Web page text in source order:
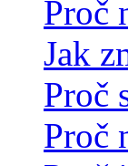
Proč
Jak
Proč
Proč